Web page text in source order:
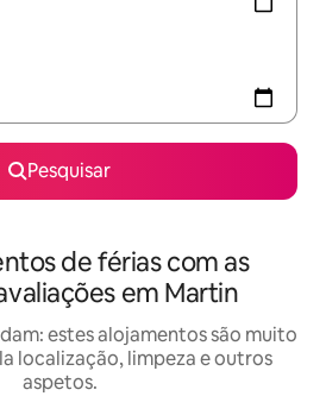
Pesquisar
de férias com as
em Martin
estes alojamentos são muito
localização, limpeza e outros
aspetos.